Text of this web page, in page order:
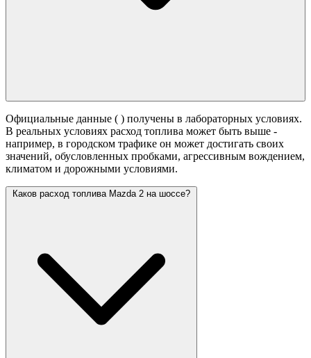
Официальные данные ( ) получены в лабораторных условиях.
В реальных условиях расход топлива может быть выше -
например, в городском трафике он может достигать своих
значений, обусловленных пробками, агрессивным вождением,
климатом и дорожными условиями.
Каков расход топлива Mazda 2 на шоссе?